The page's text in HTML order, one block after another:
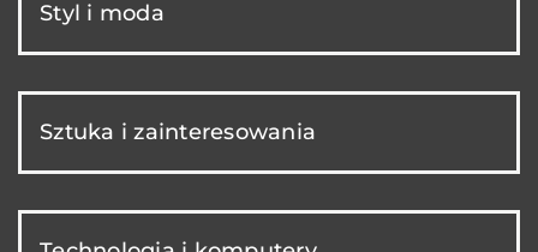
Styl i moda
Sztuka i zainteresowania